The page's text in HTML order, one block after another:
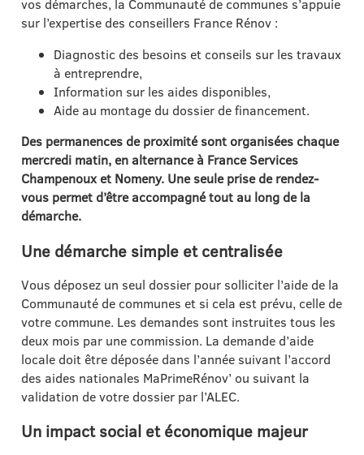
vos démarches, la Communauté de communes s’appuie
sur l’expertise des conseillers France Rénov :
Diagnostic des besoins et conseils sur les travaux
à entreprendre,
Information sur les aides disponibles,
Aide au montage du dossier de financement.
Des permanences de proximité sont organisées chaque
mercredi matin, en alternance à France Services
Champenoux et Nomeny. Une seule prise de rendez-
vous permet d’être accompagné tout au long de la
démarche.
Une démarche simple et centralisée
Vous déposez un seul dossier pour solliciter l’aide de la
Communauté de communes et si cela est prévu, celle de
votre commune. Les demandes sont instruites tous les
deux mois par une commission. La demande d’aide
locale doit être déposée dans l’année suivant l’accord
des aides nationales MaPrimeRénov’ ou suivant la
validation de votre dossier par l’ALEC.
Un impact social et économique majeur